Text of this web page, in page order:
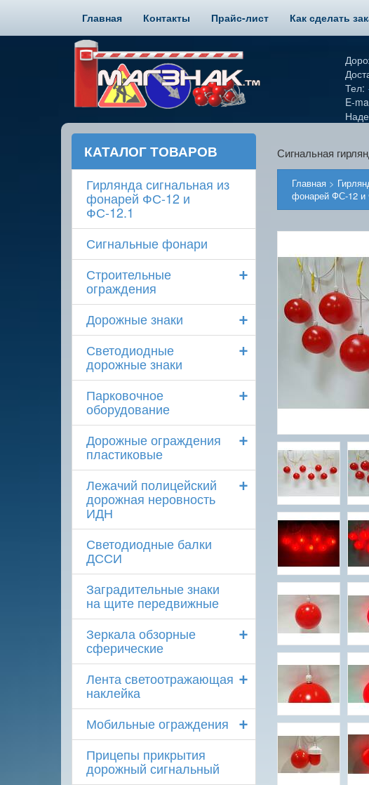
Главная Контакты Прайс-лист Как сделать
Тел:
E-
Сигнальная
Главная>
фонарей ФС-12 и
КАТАЛОГ ТОВАРОВ
Гирлянда сигнальная из
фонарей ФС-12 и
ФС-12.1
Сигнальные фонари
+
Строительные
ограждения
+
Дорожные знаки
+
Светодиодные
дорожные знаки
+
Парковочное
оборудование
+
Дорожные ограждения
пластиковые
+
Лежачий полицейский
дорожная неровность
ИДН
Светодиодные балки
ДССИ
Заградительные знаки
на щите передвижные
+
Зеркала обзорные
сферические
+
Лента светоотражающая
наклейка
+
Мобильные ограждения
Прицепы прикрытия
дорожный сигнальный